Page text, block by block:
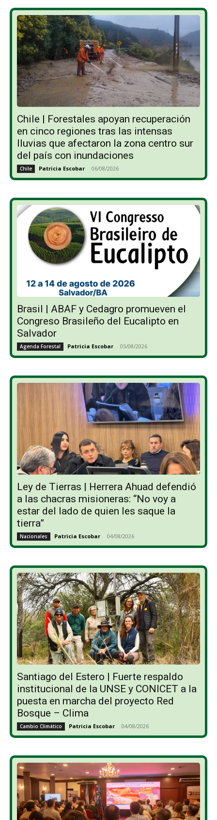
Chile | Forestales apoyan recuperación
en cinco regiones tras las intensas
lluvias que afectaron la zona centro sur
del país con inundaciones
Chile Patricia Escobar - 06/08/2026
Brasil | ABAF y Cedagro promueven el
Congreso Brasileño del Eucalipto en
Salvador
Agenda Forestal Patricia Escobar - 05/08/2026
Ley de Tierras | Herrera Ahuad defendió
a las chacras misioneras: “No voy a
estar del lado de quien les saque la
tierra”
Nacionales Patricia Escobar - 04/08/2026
Santiago del Estero | Fuerte respaldo
institucional de la UNSE y CONICET a la
puesta en marcha del proyecto Red
Bosque – Clima
Cambio Climático Patricia Escobar - 04/08/2026